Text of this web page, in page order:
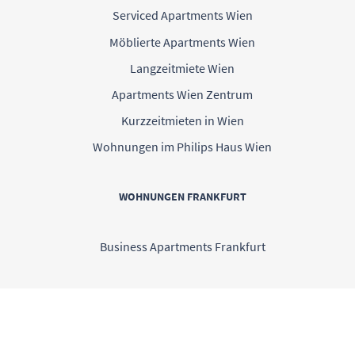
Serviced Apartments Wien
Möblierte Apartments Wien
Langzeitmiete Wien
Apartments Wien Zentrum
Kurzzeitmieten in Wien
Wohnungen im Philips Haus Wien
WOHNUNGEN FRANKFURT
Business Apartments Frankfurt